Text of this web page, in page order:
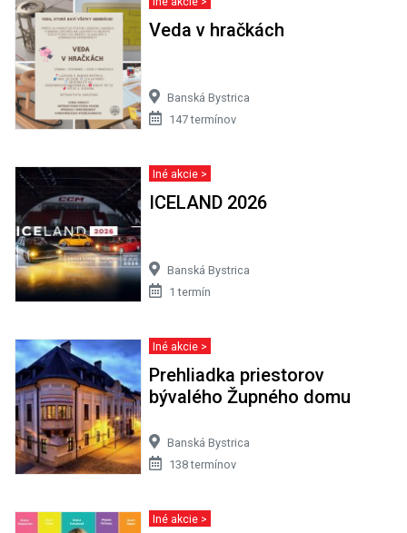
Veda v hračkách
Banská Bystrica
147 termínov
Iné akcie >
ICELAND 2026
Banská Bystrica
1 termín
Iné akcie >
Prehliadka priestorov
bývalého Župného domu
Banská Bystrica
138 termínov
Iné akcie >